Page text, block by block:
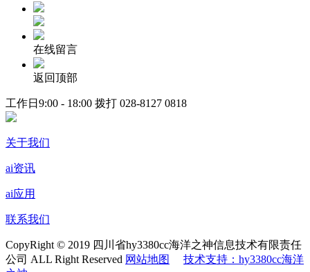
在线留言
返回顶部
工作日9:00 - 18:00 拨打 028-8127 0818
关于我们
ai资讯
ai应用
联系我们
CopyRight © 2019 四川省hy3380cc海洋之神信息技术有限责任
公司 ALL Right Reserved 网站地图
技术支持：hy3380cc海洋